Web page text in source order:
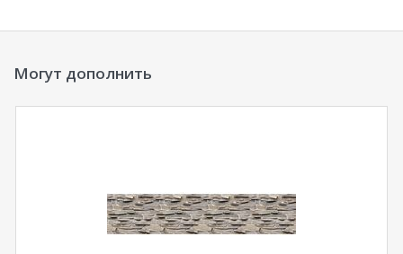
Могут дополнить